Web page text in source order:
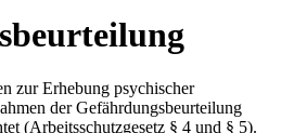
zur Erhebung psychischer
der Gefährdungsbeurteilung
(Arbeitsschutzgesetz § 4 und § 5).